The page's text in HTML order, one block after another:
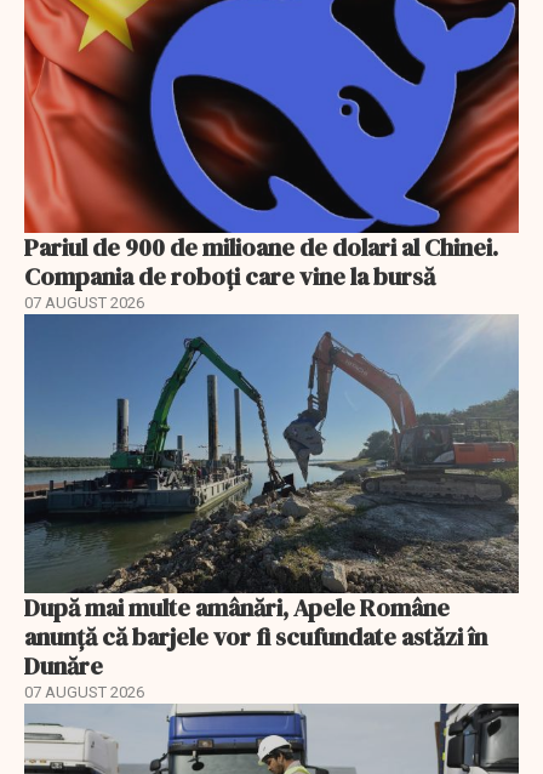
Pariul de 900 de milioane de dolari al Chinei.
Compania de roboți care vine la bursă
07 AUGUST 2026
După mai multe amânări, Apele Române
anunță că barjele vor fi scufundate astăzi în
Dunăre
07 AUGUST 2026